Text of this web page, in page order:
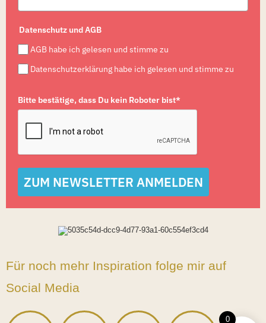
Datenschutz und AGB
AGB habe ich gelesen und stimme zu
Datenschutzerklärung habe ich gelesen und stimme zu
Bitte bestätige, dass Du kein Roboter bist*
ZUM NEWSLETTER ANMELDEN
Für noch mehr Inspiration folge mir auf
Social Media
0